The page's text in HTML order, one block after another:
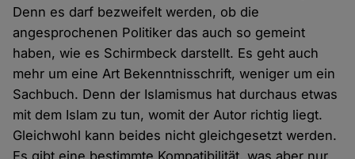
Denn es darf bezweifelt werden, ob die
angesprochenen Politiker das auch so gemeint
haben, wie es Schirmbeck darstellt. Es geht auch
mehr um eine Art Bekenntnisschrift, weniger um ein
Sachbuch. Denn der Islamismus hat durchaus etwas
mit dem Islam zu tun, womit der Autor richtig liegt.
Gleichwohl kann beides nicht gleichgesetzt werden.
Es gibt eine bestimmte Kompatibilität, was aber nur